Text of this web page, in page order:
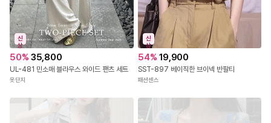
신
상
50% 35,800
UL-481 민소매 블라우스 와이드 팬츠 세트
옷단지
신
상
54% 19,900
SST-897 베이직한 브이넥 반팔티
패션센스